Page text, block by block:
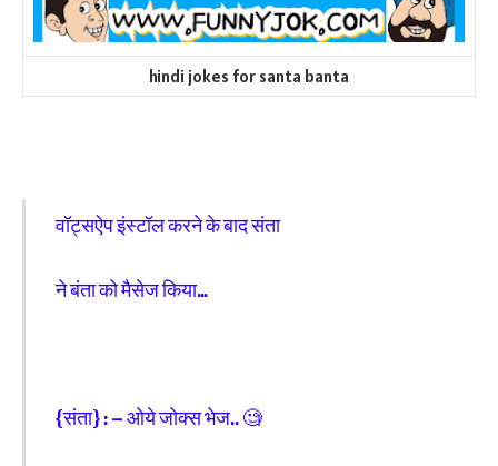
hindi jokes for santa banta
वॉट्सऐप इंस्टॉल करने के बाद संता
ने बंता को मैसेज किया…
{संता} : – ओये जोक्स भेज.. 🧐